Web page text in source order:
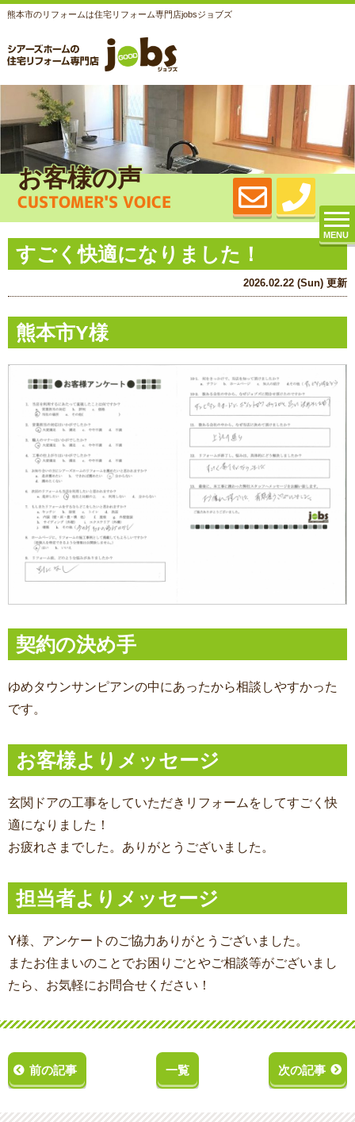
熊本市のリフォームは住宅リフォーム専門店jobsジョブズ
MENU
お客様の声
CUSTOMER'S VOICE
すごく快適になりました！
2026.02.22 (Sun) 更新
熊本市Y様
契約の決め手
ゆめタウンサンピアンの中にあったから相談しやすかった
です。
お客様よりメッセージ
玄関ドアの工事をしていただきリフォームをしてすごく快
適になりました！
お疲れさまでした。ありがとうございました。
担当者よりメッセージ
Y様、アンケートのご協力ありがとうございました。
またお住まいのことでお困りごとやご相談等がございまし
たら、お気軽にお問合せください！
前の記事 一覧 次の記事